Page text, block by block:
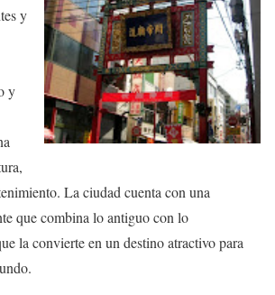
y
y
La ciudad cuenta con una
que combina lo antiguo con lo
la convierte en un destino atractivo para